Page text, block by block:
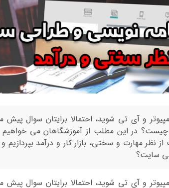
و آی تی شوید، احتمالا برایتان سوال
در این مطلب از آموزشگاهان می خواهیم
مهارت و سختی، بازار کار و درآمد بپردازیم
سایت؟
و آی تی شوید، احتمالا برایتان سوال